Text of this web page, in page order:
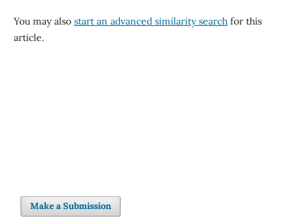
You may also start an advanced similarity searchfor this
article.
Make a Submission